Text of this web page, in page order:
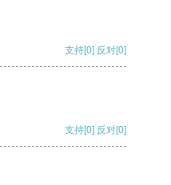
支持[0] 反对[0]
支持[0] 反对[0]